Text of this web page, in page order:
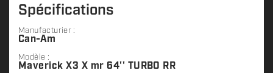
Spécifications
Manufacturier :
Can-Am
Modèle :
Maverick X3 X mr 64'' TURBO RR